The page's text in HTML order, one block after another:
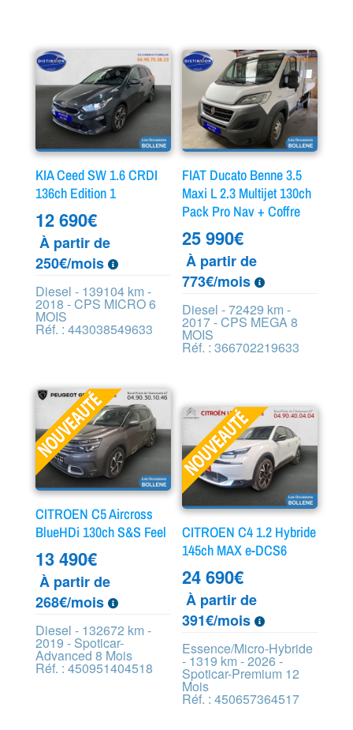
KIA Ceed SW 1.6 CRDI
136ch Edition 1
12 690€
À partir de
250€/mois
Diesel - 139104 km -
2018 - CPS MICRO 6
MOIS
Réf. : 443038549633
FIAT Ducato Benne 3.5
Maxi L 2.3 Multijet 130ch
Pack Pro Nav + Coffre
25 990€
À partir de
773€/mois
Diesel - 72429 km -
2017 - CPS MEGA 8
MOIS
Réf. : 366702219633
CITROEN C5 Aircross
BlueHDi 130ch S&S Feel
13 490€
À partir de
268€/mois
Diesel - 132672 km -
2019 - Spoticar-
Advanced 8 Mois
Réf. : 450951404518
CITROEN C4 1.2 Hybride
145ch MAX e-DCS6
24 690€
À partir de
391€/mois
Essence/Micro-Hybride
- 1319 km - 2026 -
Spoticar-Premium 12
Mois
Réf. : 450657364517